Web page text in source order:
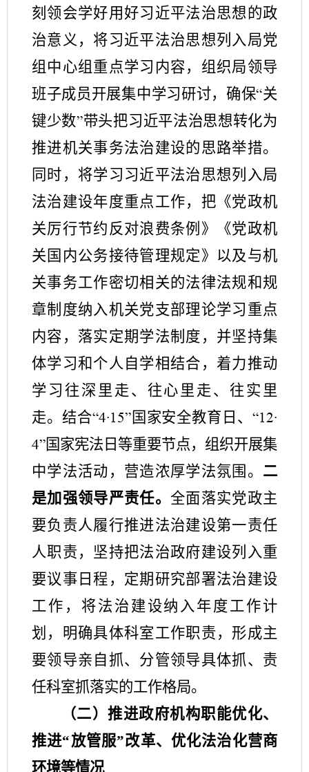
刻领会学好用好习近平法治思想的政
治意义，将习近平法治思想列入局党
组中心组重点学习内容，组织局领导
班子成员开展集中学习研讨，确保“关
键少数”带头把习近平法治思想转化为
推进机关事务法治建设的思路举措。
同时，将学习习近平法治思想列入局
法治建设年度重点工作， 把 《党政机
关厉行节约反对浪费条例》
《党政机
关 国内公务接待管理规定》 以及与机
关事务工作密切相关的法律法规和规
章制度纳入机关党支部理论学习重点
内容，落实定期学法制度， 并坚持集
体学习和个人自学相结合 ，着力推动
学习往深里走、往心里走、往实里
走。 结合“4·15”国家安全教育日、“12·
4”国家宪法日等重要节点，组织开展集
中学法活动， 营造浓厚学法氛围。 二
是加强领导严责任。 全面落实党政主
要负责人履行推进法治建设第一责任
人职责，坚持把法治政府建设列入重
要议事日程， 定期研究部署法治建设
工作，将法治建设纳入年度工作计
划， 明确具体科室工作职责，形成主
要领导亲自抓、分管领导具体抓、责
任科室抓落实的工作格局。
（二）推进政府机构职能优化、
推进“放管服”改革、优化法治化营商
环境等情况